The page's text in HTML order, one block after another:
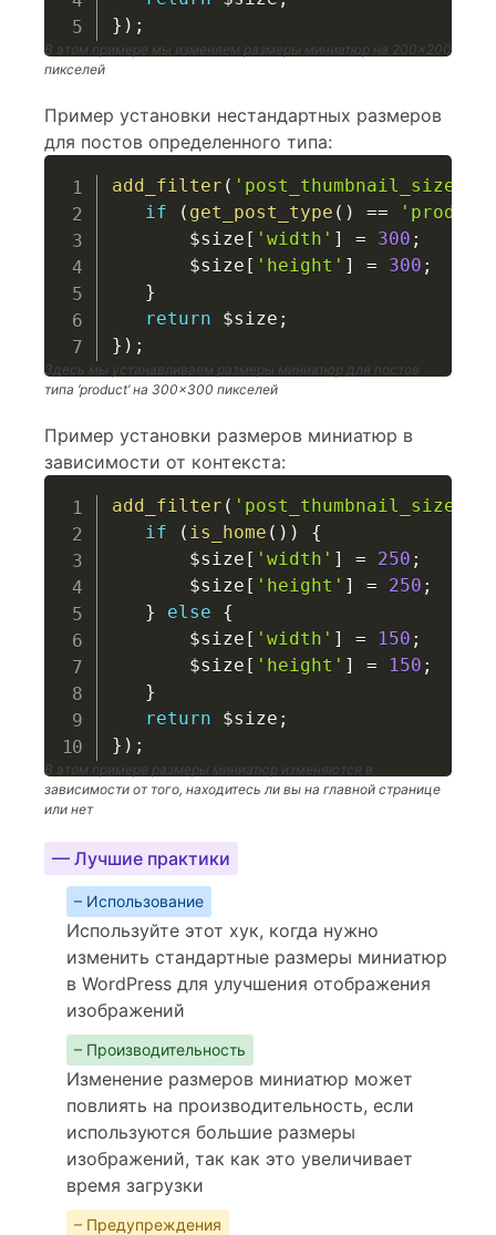
} ) ;
В этом примере мы изменяем размеры миниатюр на 200×200
пикселей
Пример установки нестандартных размеров
для постов определенного типа:
add_filter ( 'post_thumbnail_size'
if
( get_post_type ( ) ==
$size [ 'width' ] = 300 ;
$size [ 'height' ] = 300 ;
}
return
$size ;
} ) ;
Здесь мы устанавливаем размеры миниатюр для постов
типа ‘product’ на 300×300 пикселей
Пример установки размеров миниатюр в
зависимости от контекста:
add_filter ( 'post_thumbnail_size'
if
( is_home ( ) )
{
$size [ 'width' ] = 250 ;
$size [ 'height' ] = 250 ;
}
else
{
$size [ 'width' ] = 150 ;
$size [ 'height' ] = 150 ;
}
return
$size ;
} ) ;
В этом примере размеры миниатюр изменяются в
зависимости от того, находитесь ли вы на главной странице
или нет
— Лучшие практики
– Использование
Используйте этот хук, когда нужно
изменить стандартные размеры миниатюр
в WordPress для улучшения отображения
изображений
– Производительность
Изменение размеров миниатюр может
повлиять на производительность, если
используются большие размеры
изображений, так как это увеличивает
время загрузки
– Предупреждения